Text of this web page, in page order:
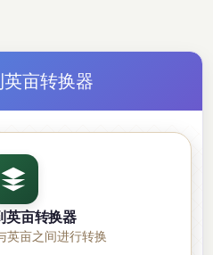
亩转换器
英亩转换器
英亩之间进行转换